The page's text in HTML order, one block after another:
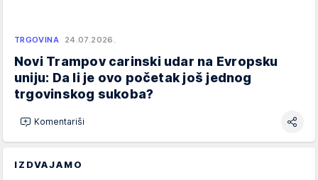
TRGOVINA 24.07.2026.
Novi Trampov carinski udar na Evropsku
uniju: Da li je ovo početak još jednog
trgovinskog sukoba?
Komentariši
IZDVAJAMO